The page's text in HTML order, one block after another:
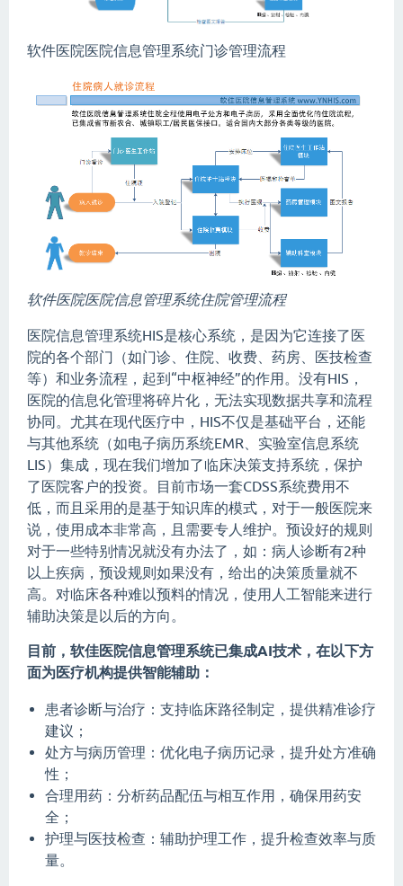
软件医院医院信息管理系统门诊管理流程
软件医院医院信息管理系统住院管理流程
医院信息管理系统HIS是核心系统，是因为它连接了医
院的各个部门（如门诊、住院、收费、药房、医技检查
等）和业务流程，起到“中枢神经”的作用。没有HIS，
医院的信息化管理将碎片化，无法实现数据共享和流程
协同。尤其在现代医疗中，HIS不仅是基础平台，还能
与其他系统（如电子病历系统EMR、实验室信息系统
LIS）集成，现在我们增加了临床决策支持系统，保护
了医院客户的投资。目前市场一套CDSS系统费用不
低，而且采用的是基于知识库的模式，对于一般医院来
说，使用成本非常高，且需要专人维护。预设好的规则
对于一些特别情况就没有办法了，如：病人诊断有2种
以上疾病，预设规则如果没有，给出的决策质量就不
高。对临床各种难以预料的情况，使用人工智能来进行
辅助决策是以后的方向。
目前，软佳医院信息管理系统已集成AI技术，在以下方
面为医疗机构提供智能辅助：
患者诊断与治疗：支持临床路径制定，提供精准诊疗
建议；
处方与病历管理：优化电子病历记录，提升处方准确
性；
合理用药：分析药品配伍与相互作用，确保用药安
全；
护理与医技检查：辅助护理工作，提升检查效率与质
量。